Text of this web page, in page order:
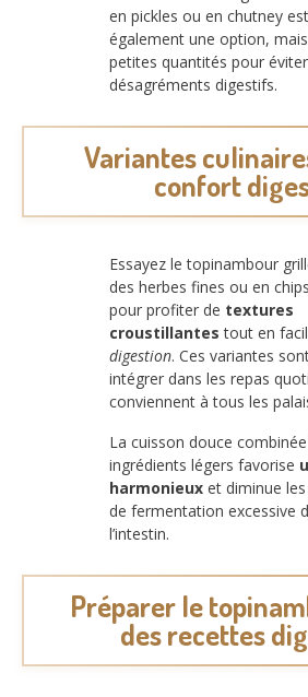
en pickles ou en chutney est
également une option,
petites quantités pour
désagréments digestifs.
Variantes
confort
Essayez le topinambour
des herbes fines ou en
pour profiter de textures
croustillantes tout en
digestion. Ces variantes
intégrer dans les repas
conviennent à tous les
La cuisson douce
ingrédients légers favorise
harmonieux et diminue
de fermentation excessive
l’intestin.
Préparer le
des recettes